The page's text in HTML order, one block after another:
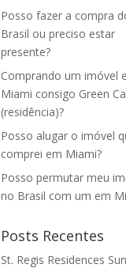
Posso fazer a compra
Brasil ou preciso estar
presente?
Comprando um imóvel
Miami consigo Green
(residência)?
Posso alugar o imóvel
comprei em Miami?
Posso permutar meu
no Brasil com um em
Posts Recentes
St. Regis Residences